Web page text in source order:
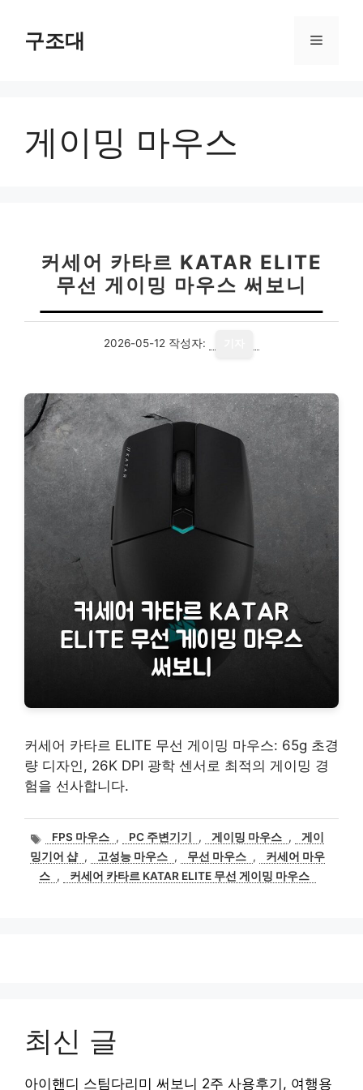
구조대 메
게이밍 마우스
커세어 카타르 KATAR ELITE
무선 게이밍 마우스 써보니
2026-05-12 작성자:
커세어 카타르 ELITE 무선 게이밍 마우스: 65g 초경
량 디자인, 26K DPI 광학 센서로 최적의 게이밍 경
험을 선사합니다.
태
그
FPS 마우스 , PC 주변기기 , 게이밍 마우스 ,
게이
밍기어 샵 , 고성능 마우스 , 무선 마우스 ,
커세어 마우
스 , 커세어 카타르 KATAR ELITE 무선 게이밍 마우스
최신 글
아이핸디 스팀다리미 써보니 2주 사용후기, 여행용